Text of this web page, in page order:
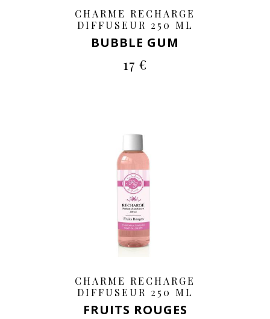
CHARME RECHARGE
DIFFUSEUR 250 ML
BUBBLE GUM
17 €
CHARME RECHARGE
DIFFUSEUR 250 ML
FRUITS ROUGES